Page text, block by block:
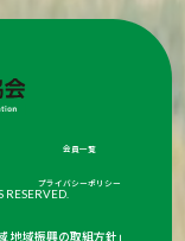
会員一覧
プライバシーポリシー
地域振興の取組方針」